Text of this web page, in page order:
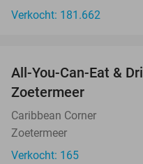
Verkocht: 181.662
All-You-Can-Eat &
Zoetermeer
Caribbean Corner
Zoetermeer
Verkocht: 165